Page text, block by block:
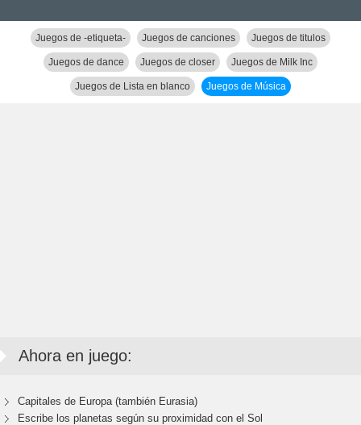
Juegos de -etiqueta- Juegos de canciones Juegos de titulos
Juegos de dance Juegos de closer Juegos de Milk Inc
Juegos de Lista en blanco Juegos de Música
Ahora en juego:
Capitales de Europa (también Eurasia)
Escribe los planetas según su proximidad con el Sol